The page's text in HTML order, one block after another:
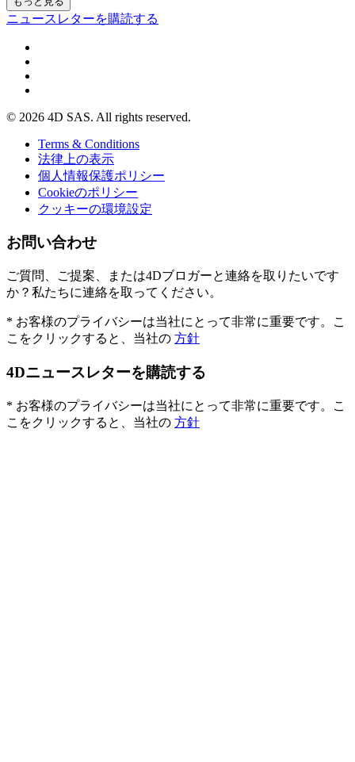
ニュースレターを購読する
© 2026 4D SAS. All rights reserved.
Terms & Conditions
法律上の表示
個人情報保護ポリシー
Cookieのポリシー
クッキーの環境設定
お問い合わせ
ご質問、ご提案、または4Dブロガーと連絡を取りたいです
か？私たちに連絡を取ってください。
* お客様のプライバシーは当社にとって非常に重要です。こ
こをクリックすると、当社の 方針
4Dニュースレターを購読する
* お客様のプライバシーは当社にとって非常に重要です。こ
こをクリックすると、当社の 方針